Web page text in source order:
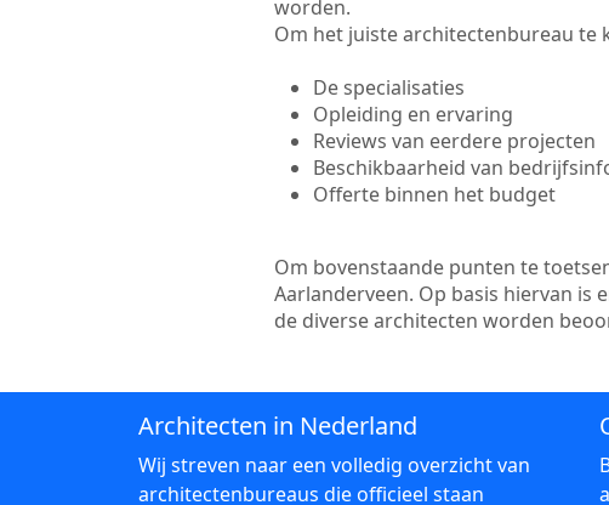
worden.
Om het juiste architectenbureau te
De specialisaties
Opleiding en ervaring
Reviews van eerdere projecten
Beschikbaarheid van
Offerte binnen het budget
Om bovenstaande punten te
Aarlanderveen. Op basis hiervan is
de diverse architecten worden
Architecten in Nederland
Wij streven naar een volledig overzicht van
architectenbureaus die officieel staan